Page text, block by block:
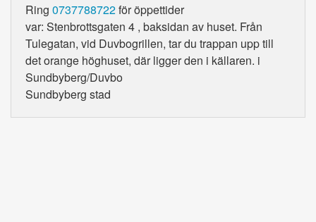
Ring 0737788722för öppettider
var: Stenbrottsgaten 4 , baksidan av huset. Från
Tulegatan, vid Duvbogrillen, tar du trappan upp till
det orange höghuset, där ligger den i källaren. i
Sundbyberg/Duvbo
Sundbyberg stad